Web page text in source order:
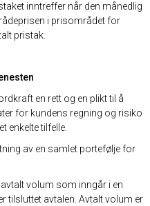
inntreffer når den månedlig
i prisområdet for
pristak.
en rett og en plikt til å
for kundens regning og risiko
enkelte tilfelle.
av en samlet portefølje for
volum som inngår i en
tilsluttet avtalen. Avtalt volum er